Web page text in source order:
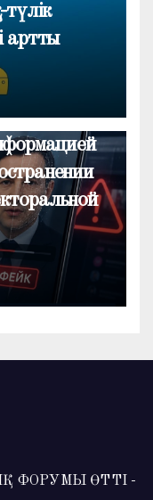
түлік
артты
ФОРУМЫ ӨТТІ -